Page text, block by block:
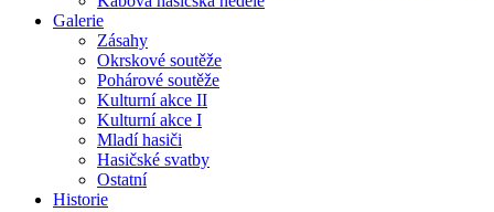
Galerie
Zásahy
Okrskové soutěže
Pohárové soutěže
Kulturní akce II
Kulturní akce I
Mladí hasiči
Hasičské svatby
Ostatní
Historie